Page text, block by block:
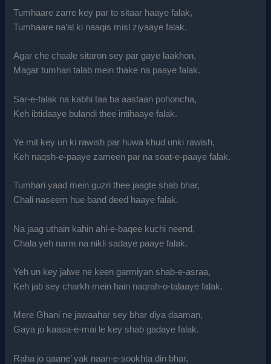
Tumhaare zarre key par to sitaar haaye falak,
Tumhaare na’al ki naaqis misl ziyaaye falak.
Agar che chaale sitaron sey par gaye laakhon,
Magar tumhari talab mein thake na paaye falak.
Sar-e-falak na kabhi taa ba aastaan pohoncha,
Keh ibtidaaye bulandi thee intihaaye falak.
Ye mit key un ki rawish par huwa khud unki rawish,
Keh naqsh-e-paaye zameen par na soat-e-paaye falak.
Tumhari yaad mein guzri thee jaagte shab bhar,
Chali naseem hue band deed haaye falak.
Na jaag uthain kahin ahl-e-baqee kuchi neend,
Chala yeh narm na nikli sadaye paaye falak.
Yeh un key jalwe ne keen garmiyan shab-e-asraa,
Keh jab sey charkh mein hain naqrah-o-talaaye falak.
Mere Ghani ne jawaahar sey bhar diya daaman,
Gaya jo kaasa-e-mai le key shab gadaye falak.
Raha jo qaane’ yak naan-e-sookhta din bhar,